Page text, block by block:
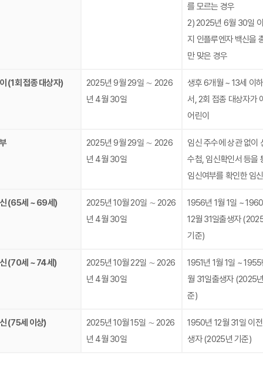
를 모르는 경우
2) 2025년 6월 30일
지 인플루엔자 백신을
만 맞은 경우
(1회 접종 대상자)
2025년 9월 29일 ∼ 2026
년 4월 30일
생후 6개월 ~ 13세 이
서, 2회 접종 대상자가
어린이
2025년 9월 29일 ∼ 2026
년 4월 30일
임신 주수에 상관 없이
수첩, 임신확인서 등을
임신여부를 확인한 임
(65세 ~ 69세)
2025년 10월 20일 ∼ 2026
년 4월 30일
1956년 1월 1일 ~
12월 31일출생자
기준)
(70세 ~ 74세)
2025년 10월 22일 ∼ 2026
년 4월 30일
1951년 1월 1일 ~ 1955
월 31일출생자 (2025년
준)
(75세 이상)
2025년 10월 15일 ∼ 2026
년 4월 30일
1950년 12월 31일 이
생자 (2025년 기준)